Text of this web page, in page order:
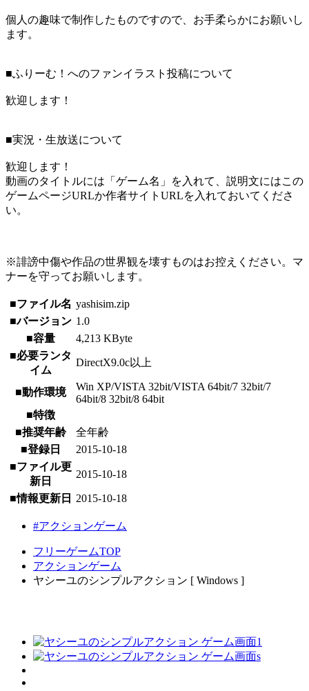
個人の趣味で制作したものですので、お手柔らかにお願いし
ます。
■ふりーむ！へのファンイラスト投稿について
歓迎します！
■実況・生放送について
歓迎します！
動画のタイトルには「ゲーム名」を入れて、説明文にはこの
ゲームページURLか作者サイトURLを入れておいてくださ
い。
※誹謗中傷や作品の世界観を壊すものはお控えください。マ
ナーを守ってお願いします。
■ファイル名 yashisim.zip
■バージョン 1.0
■容量
4,213 KByte
■必要ランタ
イム
DirectX9.0c以上
■動作環境
Win XP/VISTA 32bit/VISTA 64bit/7 32bit/7
64bit/8 32bit/8 64bit
■特徴
■推奨年齢
全年齢
■登録日
2015-10-18
■ファイル更
新日
2015-10-18
■情報更新日 2015-10-18
#アクションゲーム
フリーゲームTOP
アクションゲーム
ヤシーユのシンプルアクション [ Windows ]